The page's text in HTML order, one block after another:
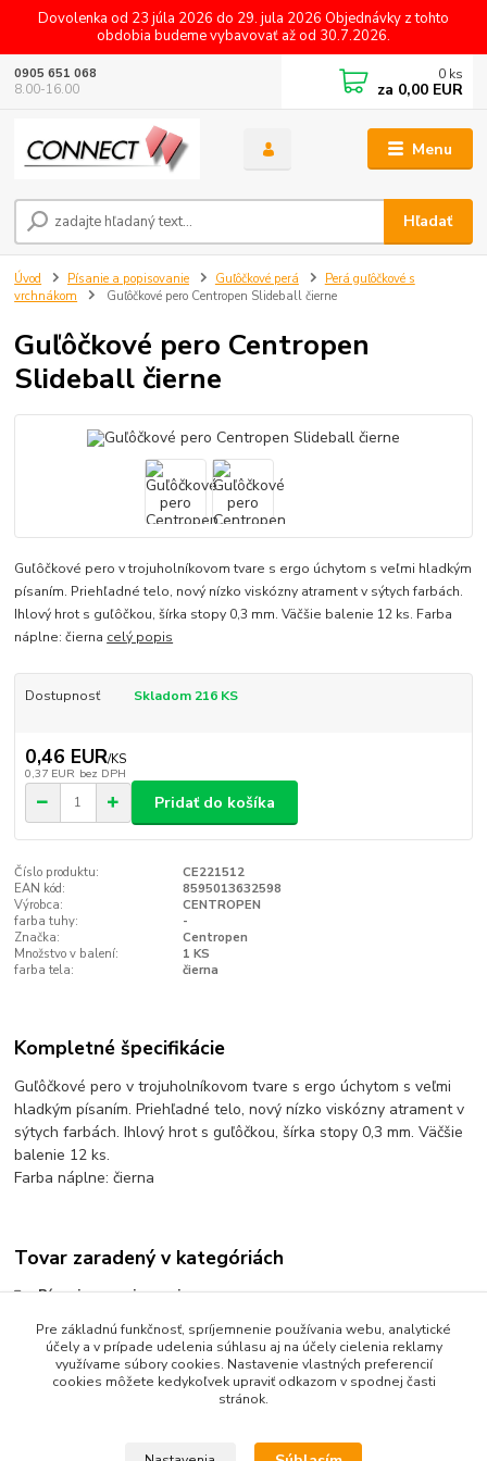
Dovolenka od 23 júla 2026 do 29. jula 2026 Objednávky z tohto
obdobia budeme vybavovať až od 30.7.2026.
Menu
Hľadať
0905 651 068
8.00-16.00
0 ks
za 0,00 EUR
Úvod Písanie a popisovanie Guľôčkové perá
Perá guľôčkové s
vrchnákom
Guľôčkové pero Centropen Slideball čierne
Guľôčkové pero Centropen
Slideball čierne
Guľôčkové pero v trojuholníkovom tvare s ergo úchytom s veľmi hladkým
písaním. Priehľadné telo, nový nízko viskózny atrament v sýtych farbách.
Ihlový hrot s guľôčkou, šírka stopy 0,3 mm. Väčšie balenie 12 ks. Farba
náplne: čierna celý popis
Dostupnosť Skladom 216 KS
0,46 EUR/KS
0,37 EUR bez DPH
Pridať do košíka
Číslo produktu:
CE221512
EAN kód:
8595013632598
Výrobca:
CENTROPEN
farba tuhy:
-
Značka:
Centropen
Množstvo v balení:
1 KS
farba tela:
čierna
Kompletné špecifikácie
Guľôčkové pero v trojuholníkovom tvare s ergo úchytom s veľmi
hladkým písaním. Priehľadné telo, nový nízko viskózny atrament v
sýtych farbách. Ihlový hrot s guľôčkou, šírka stopy 0,3 mm. Väčšie
balenie 12 ks.
Farba náplne: čierna
Tovar zaradený v kategóriách
Písanie a popisovanie
Guľôčkové perá
Perá guľôčkové s vrchnákom
Pre základnú funkčnosť, spríjemnenie používania webu, analytické
účely a v prípade udelenia súhlasu aj na účely cielenia reklamy
využívame súbory cookies. Nastavenie vlastných preferencií
cookies môžete kedykoľvek upraviť odkazom v spodnej časti
stránok.